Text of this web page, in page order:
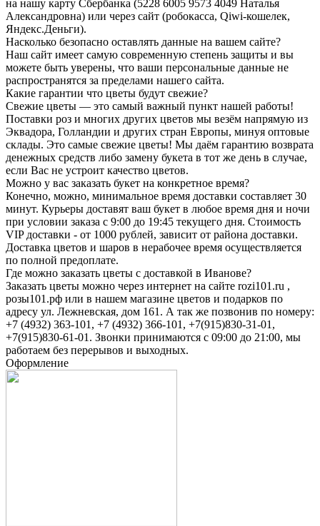
на нашу карту Сбербанка (5228 6005 9573 4049 Наталья
Александровна) или через сайт (робокасса, Qiwi-кошелек,
Яндекс.Деньги).
Насколько безопасно оставлять данные на вашем сайте?
Наш сайт имеет самую современную степень защиты и вы
можете быть уверены, что ваши персональные данные не
распространятся за пределами нашего сайта.
Какие гарантии что цветы будут свежие?
Свежие цветы — это самый важный пункт нашей работы!
Поставки роз и многих других цветов мы везём напрямую из
Эквадора, Голландии и других стран Европы, минуя оптовые
склады. Это самые свежие цветы! Мы даём гарантию возврата
денежных средств либо замену букета в тот же день в случае,
если Вас не устроит качество цветов.
Можно у вас заказать букет на конкретное время?
Конечно, можно, минимальное время доставки составляет 30
минут. Курьеры доставят ваш букет в любое время дня и ночи
при условии заказа с 9:00 до 19:45 текущего дня. Стоимость
VIP доставки - от 1000 рублей, зависит от района доставки.
Доставка цветов и шаров в нерабочее время осуществляется
по полной предоплате.
Где можно заказать цветы с доставкой в Иванове?
Заказать цветы можно через интернет на сайте rozi101.ru ,
розы101.рф или в нашем магазине цветов и подарков по
адресу ул. Лежневская, дом 161. А так же позвонив по номеру:
+7 (4932) 363-101, +7 (4932) 366-101, +7(915)830-31-01,
+7(915)830-61-01. Звонки принимаются с 09:00 до 21:00, мы
работаем без перерывов и выходных.
Оформление